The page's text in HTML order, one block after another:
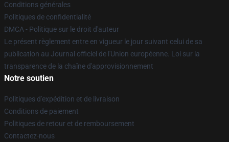
Conditions générales
Politiques de confidentialité
DMCA - Politique sur le droit d'auteur
Le présent règlement entre en vigueur le jour suivant celui de sa
publication au Journal officiel de l'Union européenne. Loi sur la
transparence de la chaîne d'approvisionnement
Notre soutien
Politiques d'expédition et de livraison
Conditions de paiement
Politiques de retour et de remboursement
Contactez-nous